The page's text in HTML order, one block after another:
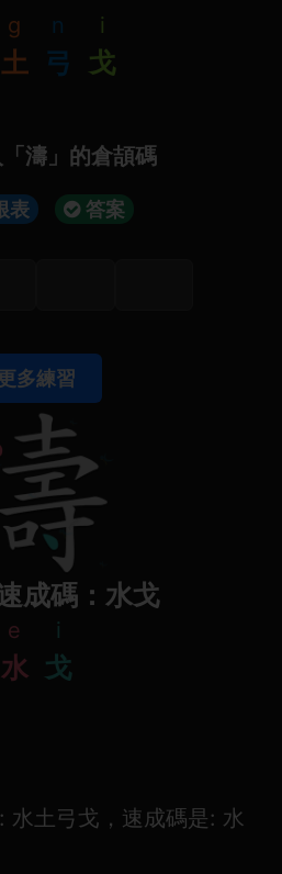
g
土
n
弓
i
戈
濤」的倉頡碼
表 答案
多練習
成碼：水戈
e
水
i
戈
水土弓戈，速成碼是: 水